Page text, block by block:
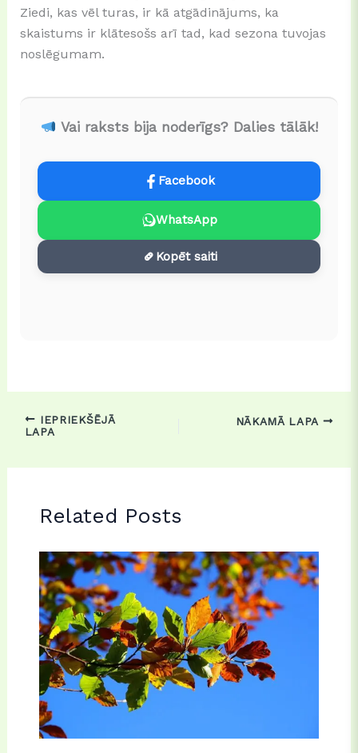
Ziedi, kas vēl turas, ir kā atgādinājums, ka
skaistums ir klātesošs arī tad, kad sezona tuvojas
noslēgumam.
Vai raksts bija noderīgs? Dalies tālāk!
Facebook
WhatsApp
Kopēt saiti
IEPRIEKŠĒJĀ
LAPA
NĀKAMĀ LAPA
Related Posts